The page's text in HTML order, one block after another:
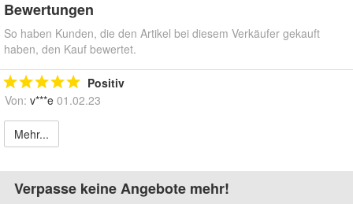
Bewertungen
So haben Kunden, die den Artikel bei diesem Verkäufer gekauft
haben, den Kauf bewertet.
Positiv
Von: v***e 01.02.23
Mehr...
Verpasse keine Angebote mehr!